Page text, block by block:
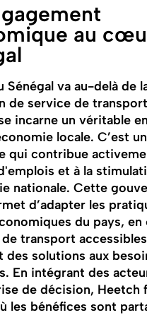
au
Sénégal va au-delà de
de service de
incarne un véritable
locale. C’est
qui contribue
et à la
nationale. Cette
d’adapter les
du pays, en
transport
des solutions aux
En intégrant des
de décision, Heetch
les bénéfices sont